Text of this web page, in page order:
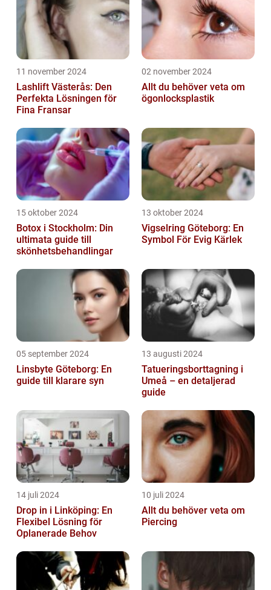
11 november 2024
Lashlift Västerås: Den
Perfekta Lösningen för
Fina Fransar
02 november 2024
Allt du behöver veta om
ögonlocksplastik
15 oktober 2024
Botox i Stockholm: Din
ultimata guide till
skönhetsbehandlingar
13 oktober 2024
Vigselring Göteborg: En
Symbol För Evig Kärlek
05 september 2024
Linsbyte Göteborg: En
guide till klarare syn
13 augusti 2024
Tatueringsborttagning i
Umeå – en detaljerad
guide
14 juli 2024
Drop in i Linköping: En
Flexibel Lösning för
Oplanerade Behov
10 juli 2024
Allt du behöver veta om
Piercing